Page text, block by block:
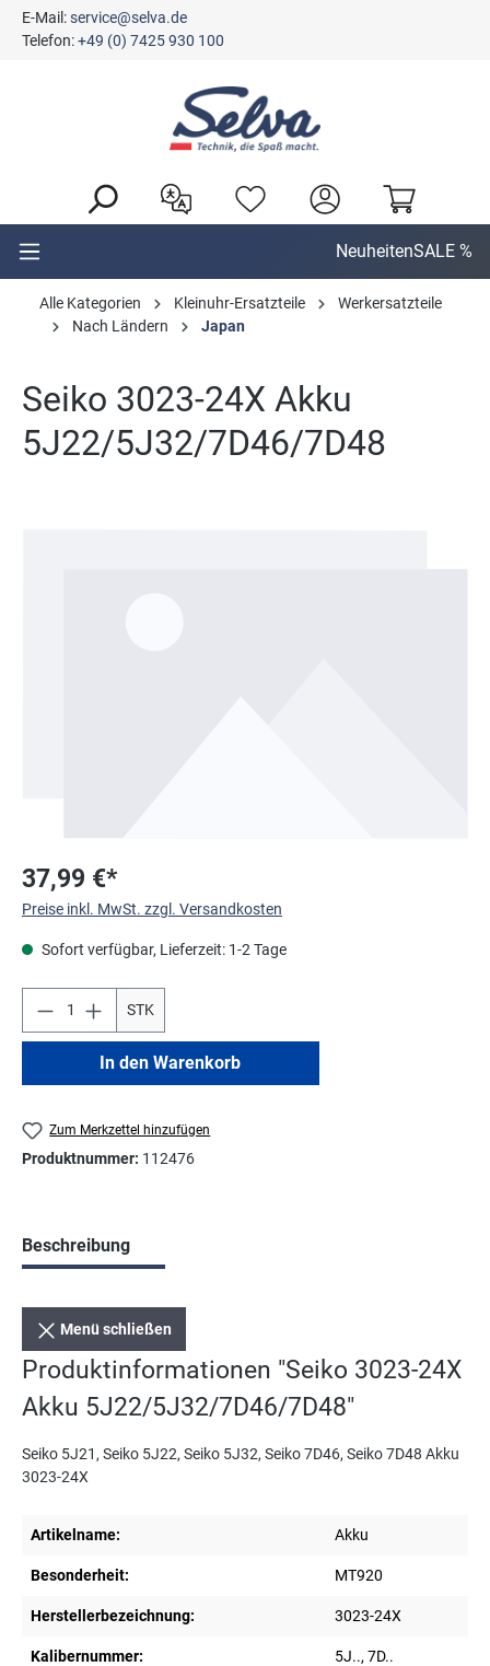
springen
E-Mail:service@selva.de
Telefon:+49 (0) 7425 930 100
NeuheitenSALE %
Alle Kategorien Kleinuhr-Ersatzteile
Werkersatzteile
Nach Ländern
Japan
Seiko 3023-24X Akku
5J22/5J32/7D46/7D48
37,99 €*
Preise inkl. MwSt. zzgl. Versandkosten
Sofort verfügbar, Lieferzeit: 1-2 Tage
STK
In den Warenkorb
Zum Merkzettel hinzufügen
Produktnummer: 112476
Beschreibung
Menü schließen
Produktinformationen "Seiko 3023-24X
Akku 5J22/5J32/7D46/7D48"
Seiko 5J21, Seiko 5J22, Seiko 5J32, Seiko 7D46, Seiko 7D48 Akku
3023-24X
Artikelname: Akku
Besonderheit: MT920
Herstellerbezeichnung: 3023-24X
Kalibernummer: 5J.., 7D..